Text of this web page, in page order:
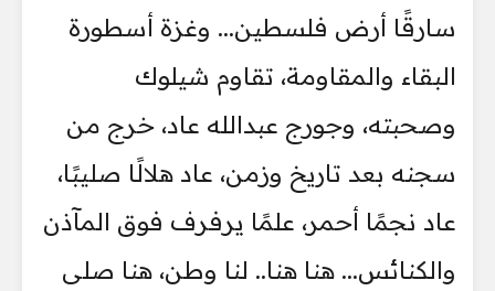
سارقًا أرض فلسطين... وغزة أسطورة
البقاء والمقاومة، تقاوم شيلوك
وصحبته، وجورج عبدالله عاد، خرج من
سجنه بعد تاريخ وزمن، عاد هلالًا صليبًا،
عاد نجمًا أحمر، علمًا يرفرف فوق المآذن
والكنائس... هنا هنا.. لنا وطن، هنا صلى